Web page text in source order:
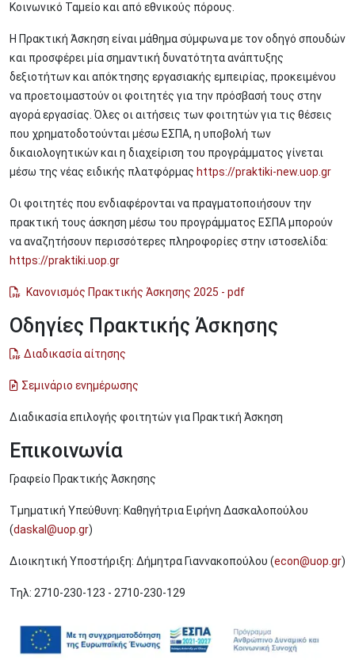
Κοινωνικό Ταμείο και από εθνικούς πόρους.
Η Πρακτική Άσκηση είναι μάθημα σύμφωνα με τον οδηγό σπουδών
και προσφέρει μία σημαντική δυνατότητα ανάπτυξης
δεξιοτήτων και απόκτησης εργασιακής εμπειρίας, προκειμένου
να προετοιμαστούν οι φοιτητές για την πρόσβασή τους στην
αγορά εργασίας. Όλες οι αιτήσεις των φοιτητών για τις θέσεις
που χρηματοδοτούνται μέσω ΕΣΠΑ, η υποβολή των
δικαιολογητικών και η διαχείριση του προγράμματος γίνεται
μέσω της νέας ειδικής πλατφόρμας https://praktiki-new.uop.gr
Οι φοιτητές που ενδιαφέρονται να πραγματοποιήσουν την
πρακτική τους άσκηση μέσω του προγράμματος ΕΣΠΑ μπορούν
να αναζητήσουν περισσότερες πληροφορίες στην ιστοσελίδα:
https://praktiki.uop.gr
Κανονισμός Πρακτικής Άσκησης 2025 - pdf
Οδηγίες Πρακτικής Άσκησης
Διαδικασία αίτησης
Σεμινάριο ενημέρωσης
Διαδικασία επιλογής φοιτητών για Πρακτική Άσκηση
Επικοινωνία
Γραφείο Πρακτικής Άσκησης
Τμηματική Υπεύθυνη: Καθηγήτρια Ειρήνη Δασκαλοπούλου
(daskal@uop.gr)
Διοικητική Υποστήριξη: Δήμητρα Γιαννακοπούλου (econ@uop.gr)
Τηλ: 2710-230-123 - 2710-230-129
Image